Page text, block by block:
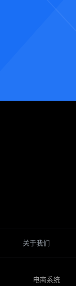
关于我们
电商系统